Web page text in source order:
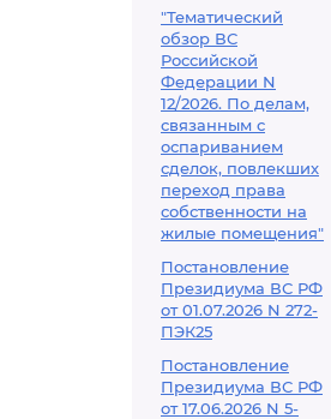
"Тематический
обзор ВС
Российской
Федерации N
12/2026. По делам,
связанным с
оспариванием
сделок, повлекших
переход права
собственности на
жилые помещения"
Постановление
Президиума ВС РФ
от 01.07.2026 N 272-
ПЭК25
Постановление
Президиума ВС РФ
от 17.06.2026 N 5-